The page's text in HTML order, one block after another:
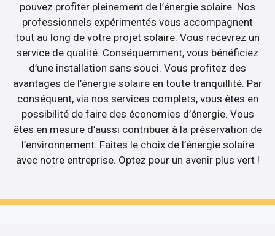
pouvez profiter pleinement de l’énergie solaire. Nos
professionnels expérimentés vous accompagnent
tout au long de votre projet solaire. Vous recevrez un
service de qualité. Conséquemment, vous bénéficiez
d’une installation sans souci. Vous profitez des
avantages de l’énergie solaire en toute tranquillité. Par
conséquent, via nos services complets, vous êtes en
possibilité de faire des économies d’énergie. Vous
êtes en mesure d’aussi contribuer à la préservation de
l’environnement. Faites le choix de l’énergie solaire
avec notre entreprise. Optez pour un avenir plus vert !